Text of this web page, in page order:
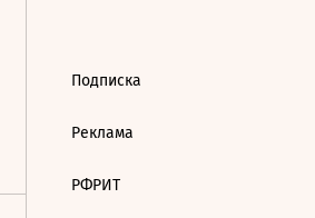
Подписка
Реклама
РФРИТ